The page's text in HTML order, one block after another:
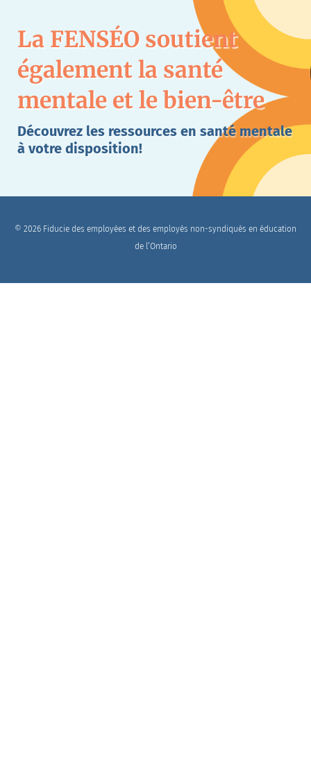
La FENSÉO soutient
également la santé
mentale et le bien-être
Découvrez les ressources en santé mentale
à votre disposition!
© 2026 Fiducie des employées et des employés non-syndiqués en éducation
de l’Ontario